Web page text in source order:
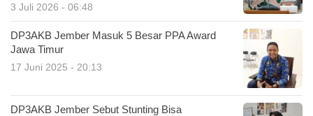
3 Juli 2026 - 06:48
DP3AKB Jember Masuk 5 Besar PPA Award
Jawa Timur
17 Juni 2025 - 20:13
DP3AKB Jember Sebut Stunting Bisa